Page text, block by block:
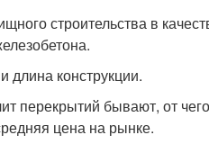
строительства в
конструкции.
перекрытий бывают, от
цена на рынке.